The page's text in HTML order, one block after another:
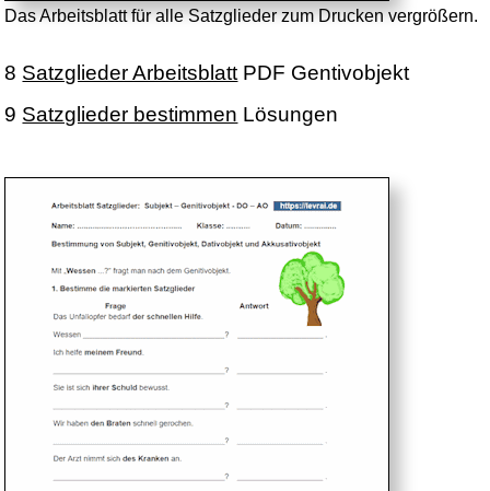
Das Arbeitsblatt für alle Satzglieder zum Drucken vergrößern.
8 Satzglieder Arbeitsblatt PDF Gentivobjekt
9 Satzglieder bestimmen Lösungen